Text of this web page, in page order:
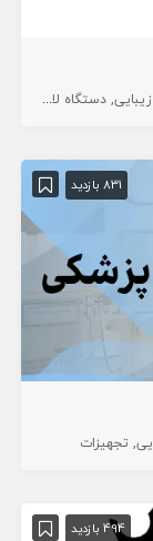
زیبایی دستگاه لاغری
831 بازدید
تجهیزات
494 بازدید